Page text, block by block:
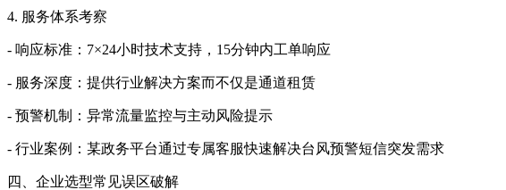
4. 服务体系考察
- 响应标准：7×24小时技术支持，15分钟内工单响应
- 服务深度：提供行业解决方案而不仅是通道租赁
- 预警机制：异常流量监控与主动风险提示
- 行业案例：某政务平台通过专属客服快速解决台风预警短信突发需求
四、企业选型常见误区破解